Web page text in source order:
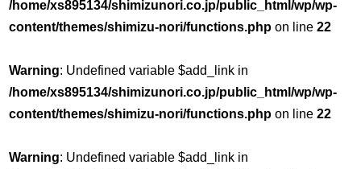
/home/xs895134/shimizunori.co.jp/public_html/wp/wp-
content/themes/shimizu-nori/functions.php on line22
Warning: Undefined variable $add_link in
/home/xs895134/shimizunori.co.jp/public_html/wp/wp-
content/themes/shimizu-nori/functions.php on line22
Warning: Undefined variable $add_link in